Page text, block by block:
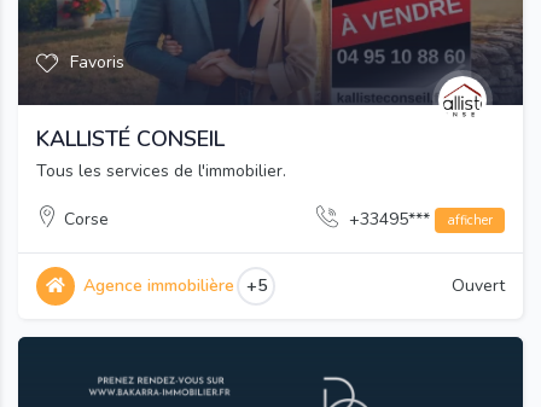
Favoris
KALLISTÉ CONSEIL
Tous les services de l'immobilier.
Corse +33495*** afficher
Agence immobilière +5 Ouvert